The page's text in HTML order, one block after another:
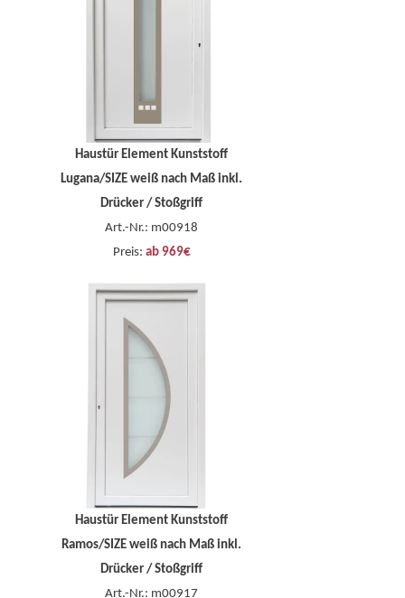
Haustür Element Kunststoff
Lugana/SIZE weiß nach Maß inkl.
Drücker / Stoßgriff
Art.-Nr.: m00918
Preis: ab 969€
Haustür Element Kunststoff
Ramos/SIZE weiß nach Maß inkl.
Drücker / Stoßgriff
Art.-Nr.: m00917